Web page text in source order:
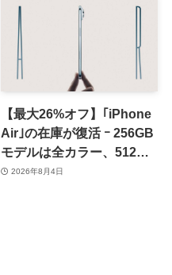
【最大26%オフ】｢iPhone
Air｣の在庫が復活 ｰ 256GB
モデルは全カラー、512GB
モデルはホワイト以外が在
2026年8月4日